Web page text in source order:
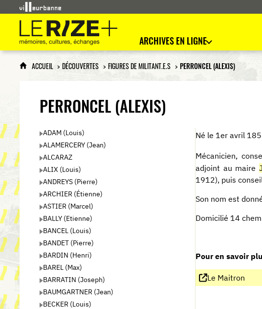
Le Rize+
mémoires, cultures, échanges
ARCHIVES EN LIGNE
ACCUEIL DÉCOUVERTES FIGURES DE MILITANT.E.S PERRONCEL (ALEXIS)
PERRONCEL (ALEXIS)
Né le 1er avril
Mécanicien,
adjoint au maire
1912), puis
Son nom est
Domicilié 14
Pour en savoir
Le Maitron
ADAM (Louis)
ALAMERCERY (Jean)
ALCARAZ
ALIX (Louis)
ANDREYS (Pierre)
ARCHIER (Étienne)
ASTIER (Marcel)
BALLY (Etienne)
BANCEL (Louis)
BANDET (Pierre)
BARDIN (Henri)
BAREL (Max)
BARRATIN (Joseph)
BAUMGARTNER (Jean)
BECKER (Louis)